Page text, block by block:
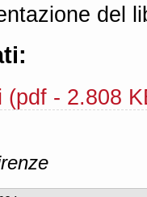
del
(pdf - 2.808